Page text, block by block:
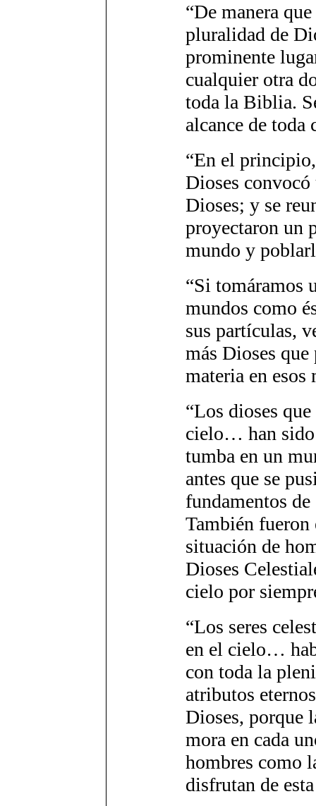
“De manera
pluralidad de
prominente
cualquier otra
toda la Biblia.
alcance de
“En el
Dioses
Dioses; y se
proyectaron un
mundo y
“Si tomáramos
mundos como
sus partículas,
más Dioses
materia en
“Los dioses
cielo… han
tumba en un
antes que se
fundamentos
También fueron
situación de
Dioses
cielo por
“Los seres
en el cielo…
con toda la
atributos
Dioses, porque
mora en cada
hombres como
disfrutan de